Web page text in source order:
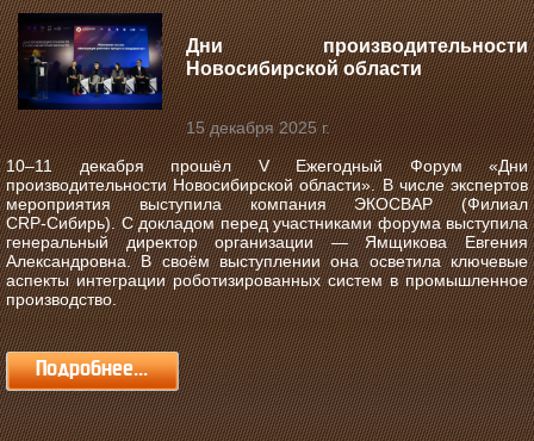
Дни производительности
Новосибирской области
15 декабря 2025 г.
10–11 декабря прошёл V Ежегодный Форум «Дни
производительности Новосибирской области».В числе экспертов
мероприятия выступила компания ЭКОСВАР (Филиал
CRP‑Сибирь). С докладом перед участниками форума выступила
генеральный директор организации — Ямщикова Евгения
Александровна. В своём выступлении она осветила ключевые
аспекты интеграции роботизированных систем в промышленное
производство.
Подробнее...